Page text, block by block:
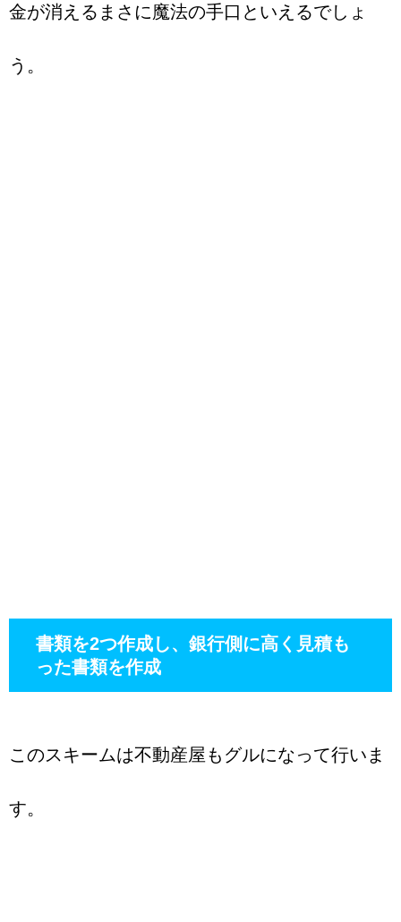
金が消えるまさに魔法の手口といえるでしょ
う。
書類を2つ作成し、銀行側に高く見積も
った書類を作成
このスキームは不動産屋もグルになって行いま
す。